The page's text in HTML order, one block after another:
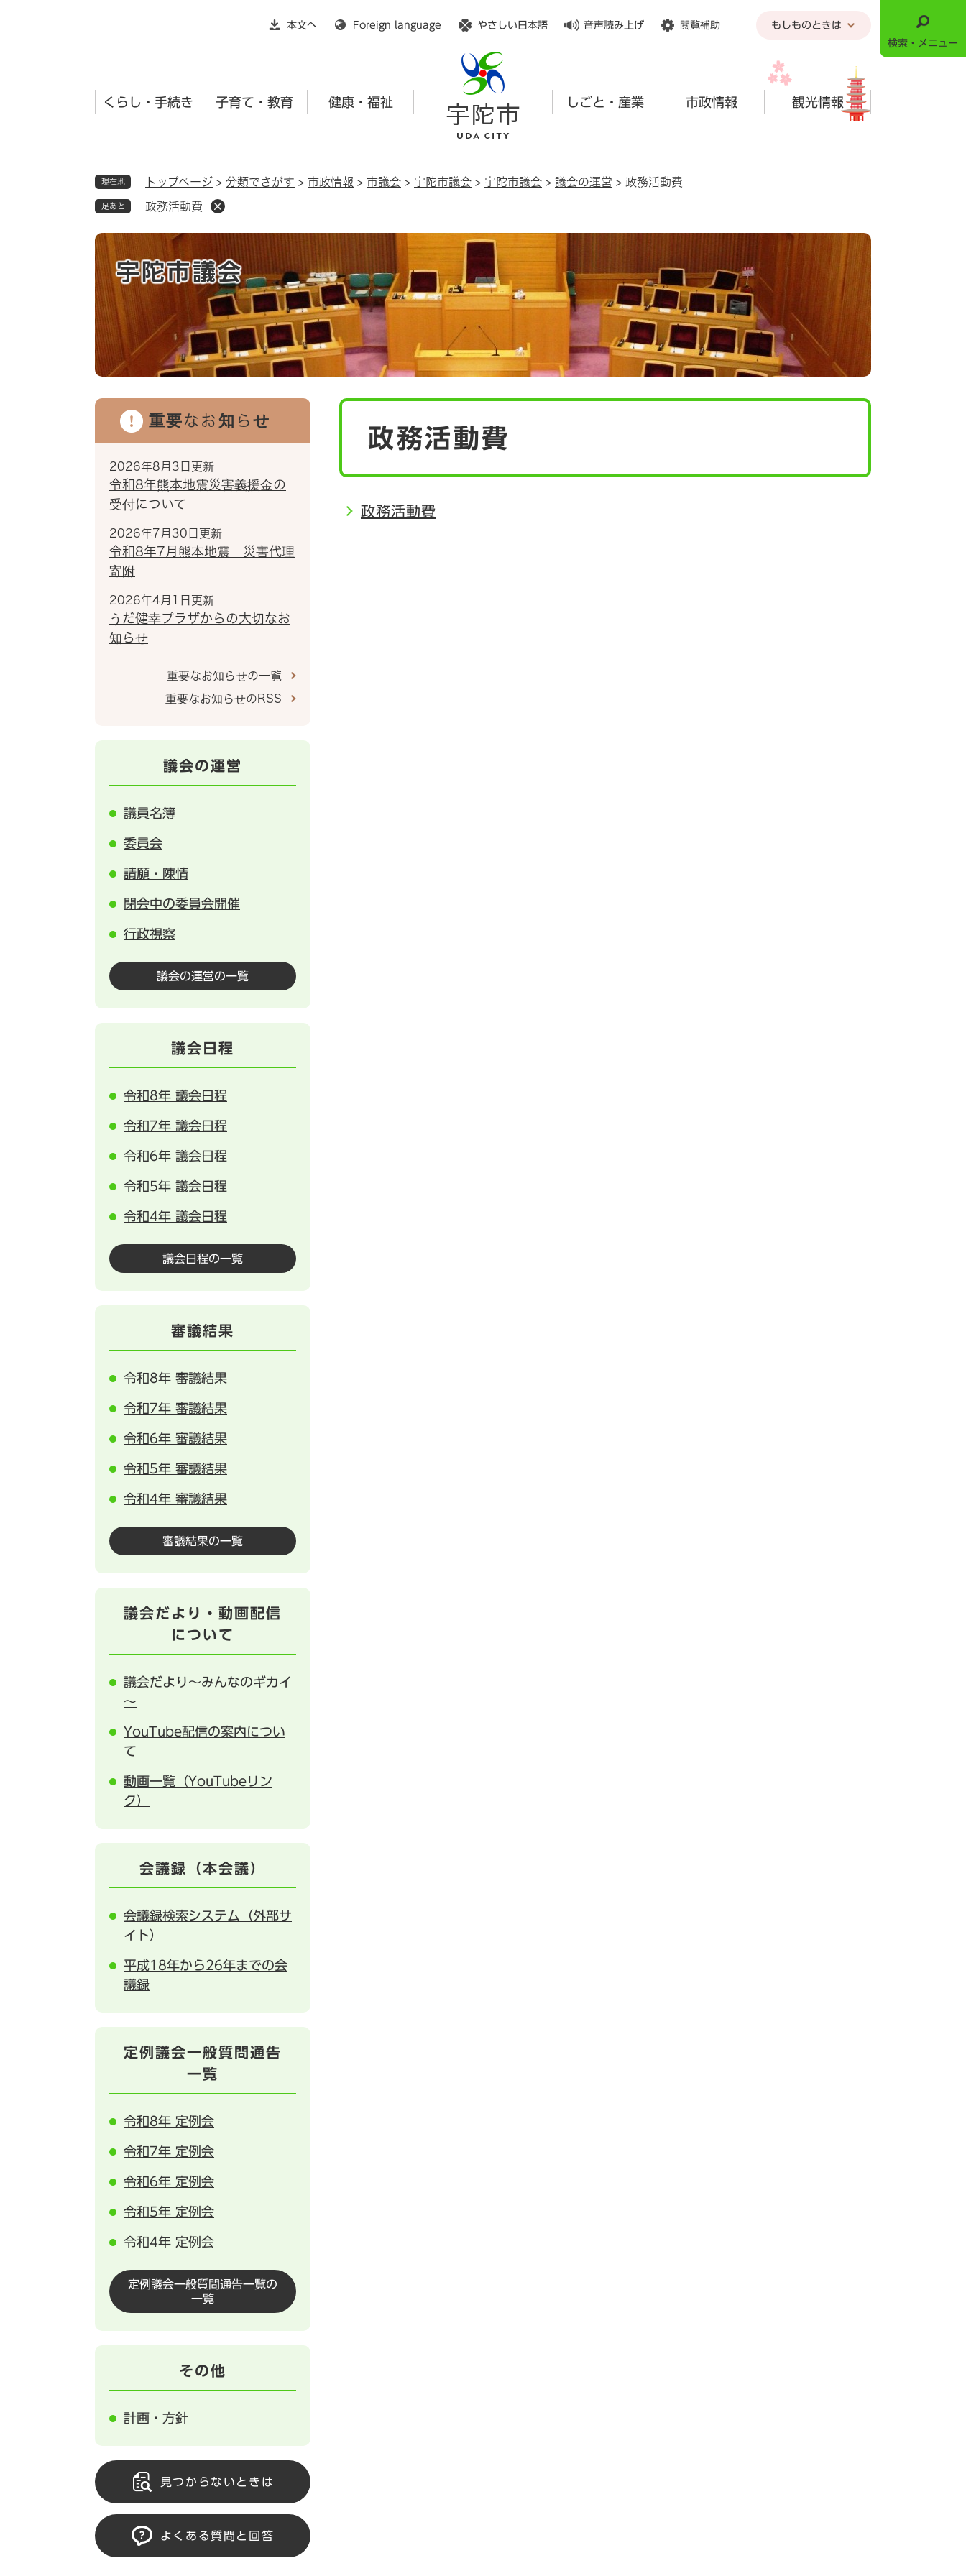
本文へ
Foreign language やさしい日本語 音声読み上げ 閲覧補助 もしものときは
くらし・手続き 子育て・教育 健康・福祉 しごと・産業 市政情報 観光情報
検索・メニュー
現在地 トップページ > 分類でさがす > 市政情報 > 市議会 > 宇陀市議会 > 宇陀市議会 > 議会の運営 > 政務活動費
足あと 政務活動費
宇陀市議会
政務活動費
政務活動費
重要なお知らせ
2026年8月3日更新
令和8年熊本地震災害義援金の
受付について
2026年7月30日更新
令和8年7月熊本地震 災害代理
寄附
2026年4月1日更新
うだ健幸プラザからの大切なお
知らせ
重要なお知らせの一覧
重要なお知らせのRSS
議会の運営
議員名簿
委員会
請願・陳情
閉会中の委員会開催
行政視察
議会の運営の一覧
議会日程
令和8年 議会日程
令和7年 議会日程
令和6年 議会日程
令和5年 議会日程
令和4年 議会日程
議会日程の一覧
審議結果
令和8年 審議結果
令和7年 審議結果
令和6年 審議結果
令和5年 審議結果
令和4年 審議結果
審議結果の一覧
議会だより・動画配信
について
議会だより～みんなのギカイ
～
YouTube配信の案内につい
て
動画一覧（YouTubeリン
ク）
会議録（本会議）
会議録検索システム（外部サ
イト）
平成18年から26年までの会
議録
定例議会一般質問通告
一覧
令和8年 定例会
令和7年 定例会
令和6年 定例会
令和5年 定例会
令和4年 定例会
定例議会一般質問通告一覧の
一覧
その他
計画・方針
見つからないときは
よくある質問と回答